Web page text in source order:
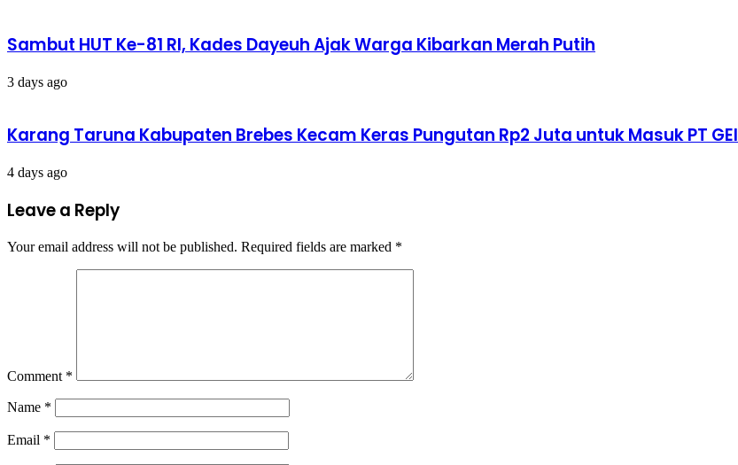
Sambut HUT Ke-81 RI, Kades Dayeuh Ajak Warga Kibarkan Merah Putih
3 days ago
​Karang Taruna Kabupaten Brebes Kecam Keras Pungutan Rp2 Juta untuk Masuk PT GEI
4 days ago
Leave a Reply
Your email address will not be published. Required fields are marked *
Comment *
Name *
Email *